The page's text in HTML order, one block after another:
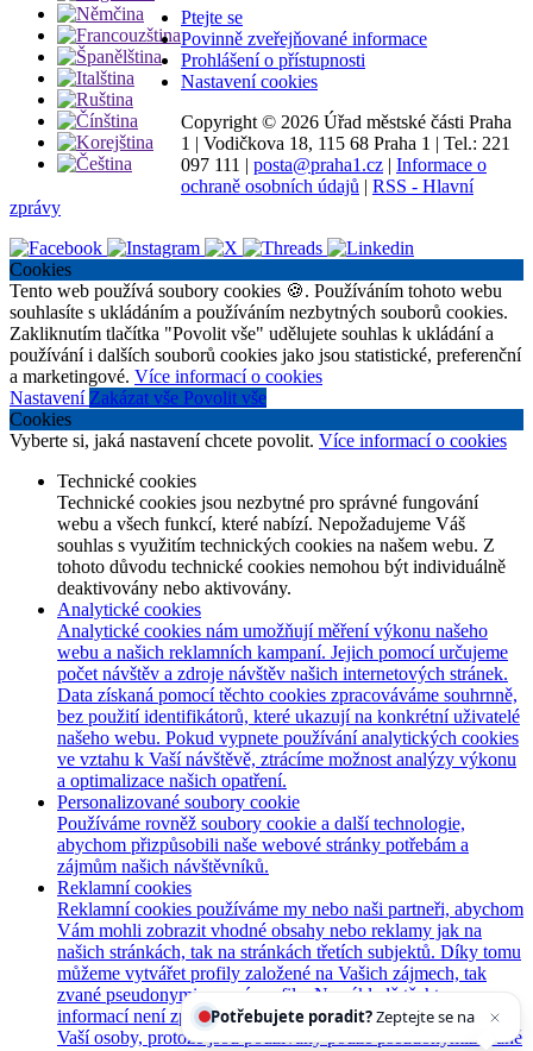
Ptejte se
Povinně zveřejňované informace
Prohlášení o přístupnosti
Nastavení cookies
Copyright © 2026 Úřad městské části Praha
1 | Vodičkova 18, 115 68 Praha 1 | Tel.: 221
097 111 | posta@praha1.cz | Informace o
ochraně osobních údajů | RSS - Hlavní
zprávy
Cookies
Tento web používá soubory cookies 🍪. Používáním tohoto webu
souhlasíte s ukládáním a používáním nezbytných souborů cookies.
Zakliknutím tlačítka "Povolit vše" udělujete souhlas k ukládání a
používání i dalších souborů cookies jako jsou statistické, preferenční
a marketingové. Více informací o cookies
Nastavení Zakázat vše Povolit vše
Cookies
Vyberte si, jaká nastavení chcete povolit. Více informací o cookies
Technické cookies
Technické cookies jsou nezbytné pro správné fungování
webu a všech funkcí, které nabízí. Nepožadujeme Váš
souhlas s využitím technických cookies na našem webu. Z
tohoto důvodu technické cookies nemohou být individuálně
deaktivovány nebo aktivovány.
Analytické cookies
Analytické cookies nám umožňují měření výkonu našeho
webu a našich reklamních kampaní. Jejich pomocí určujeme
počet návštěv a zdroje návštěv našich internetových stránek.
Data získaná pomocí těchto cookies zpracováváme souhrnně,
bez použití identifikátorů, které ukazují na konkrétní uživatelé
našeho webu. Pokud vypnete používání analytických cookies
ve vztahu k Vaší návštěvě, ztrácíme možnost analýzy výkonu
a optimalizace našich opatření.
Personalizované soubory cookie
Používáme rovněž soubory cookie a další technologie,
abychom přizpůsobili naše webové stránky potřebám a
zájmům našich návštěvníků.
Reklamní cookies
Reklamní cookies používáme my nebo naši partneři, abychom
Vám mohli zobrazit vhodné obsahy nebo reklamy jak na
našich stránkách, tak na stránkách třetích subjektů. Díky tomu
můžeme vytvářet profily založené na Vašich zájmech, tak
zvané pseudonymizované profily. Na základě těchto
informací není zpravidla možná bezprostřední identifikace
Vaší osoby, protože jsou používány pouze pseudonymizované
Potřebujete poradit?
Zeptejte se našeho asistenta
Che